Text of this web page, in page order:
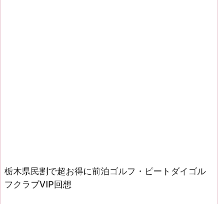
栃木県民割で超お得に前泊ゴルフ・ピートダイゴル
フクラブVIP回想